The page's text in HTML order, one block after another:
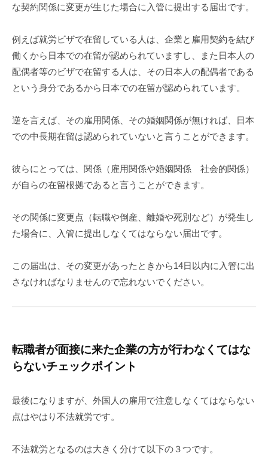
な契約関係に変更が生じた場合に入管に提出する届出です。
例えば就労ビザで在留している人は、企業と雇用契約を結び
働くから日本での在留が認められていますし、また日本人の
配偶者等のビザで在留する人は、その日本人の配偶者である
という身分であるから日本での在留が認められています。
逆を言えば、その雇用関係、その婚姻関係が無ければ、日本
での中長期在留は認められていないと言うことができます。
彼らにとっては、関係（雇用関係や婚姻関係 社会的関係）
が自らの在留根拠であると言うことができます。
その関係に変更点（転職や倒産、離婚や死別など）が発生し
た場合に、入管に提出しなくてはならない届出です。
この届出は、その変更があったときから14日以内に入管に出
さなければなりませんので忘れないでください。
転職者が面接に来た企業の方が行わなくてはな
らないチェックポイント
最後になりますが、外国人の雇用で注意しなくてはならない
点はやはり不法就労です。
不法就労となるのは大きく分けて以下の３つです。